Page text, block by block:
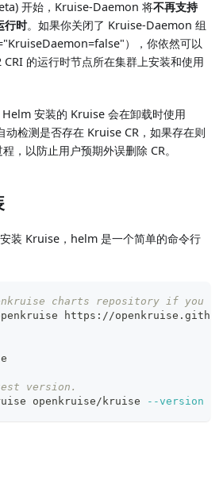
开始，Kruise-Daemon 将不再支持
行时。如果你关闭了 Kruise-Daemon 组
），你依然可以
的运行时节点所在集群上安装和使用
安装的 Kruise 会在卸载时使用
检测是否存在 Kruise CR，如果存在则
，以防止用户预期外误删除 CR。
装 Kruise，helm 是一个简单的命令行
charts repository if you
https://
version.
openkruise/kruise --version